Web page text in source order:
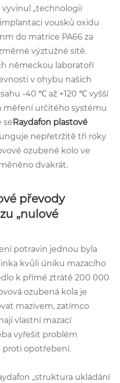
„technologii
vousků oxidu
do matrice PA66 za
výztužné sítě.
německou laboratoří
v ohybu našich
-40 ℃ až +120 ℃ vyšší
měření určitého systému
seRaydafon plastové
nepřetržitě tři roky
ozubené kolo ve
dvakrát.
převody
„nulové
potravin jednou byla
kvůli úniku mazacího
k přímé ztrátě 200 000
ozubená kola je
mazivem, zatímco
vlastní mazací
vyřešit problém
opotřebení.
„struktura ukládání